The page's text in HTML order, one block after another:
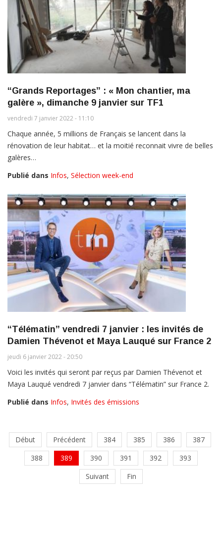
“Grands Reportages” : « Mon chantier, ma
galère », dimanche 9 janvier sur TF1
vendredi 7 janvier 2022 - 11:10
Chaque année, 5 millions de Français se lancent dans la
rénovation de leur habitat… et la moitié reconnait vivre de belles
galères…
Publié dans Infos, Sélection week-end
“Télématin” vendredi 7 janvier : les invités de
Damien Thévenot et Maya Lauqué sur France 2
jeudi 6 janvier 2022 - 20:50
Voici les invités qui seront par reçus par Damien Thévenot et
Maya Lauqué vendredi 7 janvier dans “Télématin” sur France 2.
Publié dans Infos, Invités des émissions
Début Précédent 384 385 386
387
388
389 390 391 392
393
Suivant
Fin